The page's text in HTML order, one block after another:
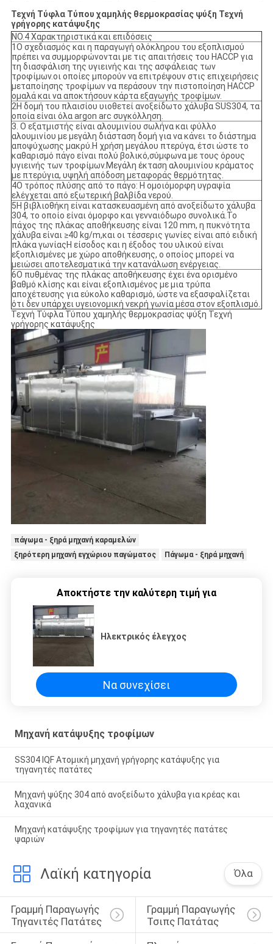
Τεχνή Τύφλα Τύπου χαμηλής θερμοκρασίας ψύξη Τεχνή
γρήγορης κατάψυξης
NO.4 Χαρακτηριστικά και επιδόσεις
1Ο σχεδιασμός και η παραγωγή ολόκληρου του εξοπλισμού
πρέπει να συμμορφώνονται με τις απαιτήσεις του HACCP για
τη διασφάλιση της υγιεινής και της ασφάλειας των
τροφίμων.οι οποίες μπορούν να επιτρέψουν στις επιχειρήσεις
μεταποίησης τροφίμων να περάσουν την πιστοποίηση HACCP
ομαλά και να αποκτήσουν κάρτα εξαγωγής τροφίμων.
2Η δομή του πλαισίου υιοθετεί ανοξείδωτο χάλυβα SUS304, τα
οποία είναι όλα argon arc συγκόλληση.
3. Ο εξατμιστής είναι αλουμινίου σωλήνα και φύλλο
αλουμινίου με μεγάλη διάσταση δομή για να κάνει το διάστημα
αποψύχωσης μακρύ.Η χρήση μεγάλου πτερύγα, έτσι ώστε το
καθαρισμό πάγο είναι πολύ βολικό,σύμφωνα με τους όρους
υγιεινής των τροφίμων.Μεγάλη έκταση αλουμινίου κράματος
με πτερύγια, υψηλή απόδοση μεταφοράς θερμότητας.
4Ο τρόπος πλύσης από το πάγο: Η ομοιόμορφη υγραψία
ελέγχεται από εξωτερική βαλβίδα νερού.
5Η βιβλιοθήκη είναι κατασκευασμένη από ανοξείδωτο χάλυβα
304, το οποίο είναι όμορφο και γενναιόδωρο συνολικά.Το
πάχος της πλάκας αποθήκευσης είναι 120 mm, η πυκνότητα
χάλυβα είναι ≥40 kg/m,και οι τέσσερις γωνίες είναι από ειδική
πλάκα γωνίαςΗ είσοδος και η έξοδος του υλικού είναι
εξοπλισμένες με χώρο αποθήκευσης, ο οποίος μπορεί να
μειώσει αποτελεσματικά την κατανάλωση ενέργειας.
6Ο πυθμένας της πλάκας αποθήκευσης έχει ένα ορισμένο
βαθμό κλίσης και είναι εξοπλισμένος με μια τρύπα
αποχέτευσης για εύκολο καθαρισμό, ώστε να εξασφαλίζεται
ότι δεν υπάρχει υγειονομική νεκρή γωνία μέσα στον εξοπλισμό.
Τεχνή Τύφλα Τύπου χαμηλής θερμοκρασίας ψύξη Τεχνή
γρήγορης κατάψυξης
πάγωμα - ξηρά μηχανή καραμελών
ξηρότερη μηχανή εγχώριου παγώματος
Πάγωμα - ξηρά μηχανή
Αποκτήστε την καλύτερη τιμή για
Ηλεκτρικός έλεγχος
Να συνεχίσει
Μηχανή κατάψυξης τροφίμων
SS304 IQF Ατομική μηχανή γρήγορης κατάψυξης για
τηγανητές πατάτες
Μηχανή ψύξης 304 από ανοξείδωτο χάλυβα για κρέας και
λαχανικά
Μηχανή κατάψυξης τροφίμων για τηγανητές πατάτες
ψαριών
Λαϊκή κατηγορία Όλα
Γραμμή Παραγωγής
Τηγανιτές Πατάτες
Γραμμή Παραγωγής
Τσιπς Πατάτας